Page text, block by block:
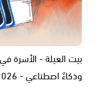
بيت العيلة - الأسرة
وذكاءٌ اصطناعي - 06.08.2026